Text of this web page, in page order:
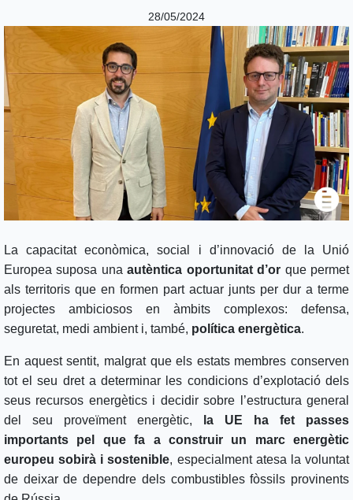
28/05/2024
La capacitat econòmica, social i d’innovació de la Unió
Europea suposa unaautèntica oportunitat d’or que permet
als territoris que en formen part actuar junts per dur a terme
projectes ambiciosos en àmbits complexos: defensa,
seguretat, medi ambient i, també, política energètica.
En aquest sentit, malgrat que els estats membres conserven
tot el seu dret a determinar les condicions d’explotació dels
seus recursos energètics i decidir sobre l’estructura general
del seu proveïment energètic,
la UE ha fet passes
importants pel que fa a construir un marc energètic
europeu sobirà i sostenible, especialment atesa la voluntat
de deixar de dependre dels combustibles fòssils provinents